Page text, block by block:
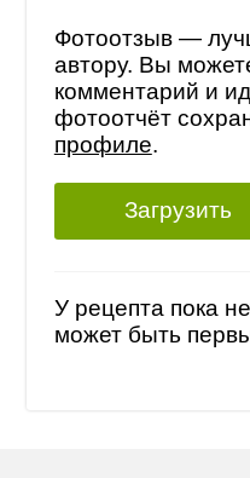
Фотоотзыв —
автору. Вы
комментарий и
фотоотчёт
профиле.
Загрузить
У рецепта пока
может быть